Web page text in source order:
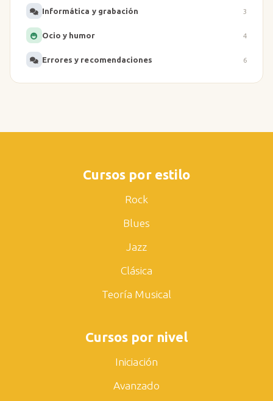
Informática y grabación 3
Ocio y humor 4
Errores y recomendaciones 6
Cursos por estilo
Rock
Blues
Jazz
Clásica
Teoría Musical
Cursos por nivel
Iniciación
Avanzado